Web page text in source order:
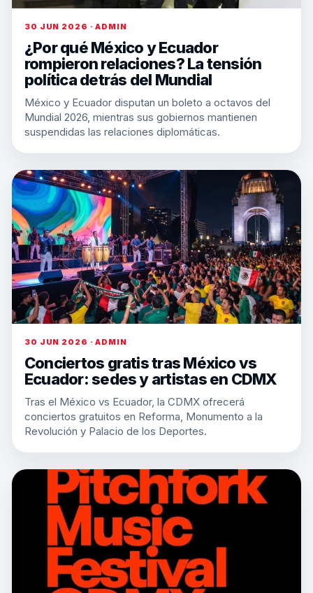
30 JUN 2026 · ADMIN
¿Por qué México y Ecuador
rompieron relaciones? La tensión
política detrás del Mundial
México y Ecuador disputan un boleto a octavos del
Mundial 2026, mientras sus gobiernos mantienen
suspendidas las relaciones diplomáticas.
30 JUN 2026 · ADMIN
Conciertos gratis tras México vs
Ecuador: sedes y artistas en CDMX
Tras el México vs Ecuador, la CDMX ofrecerá
conciertos gratuitos en Reforma, Monumento a la
Revolución y Palacio de los Deportes.